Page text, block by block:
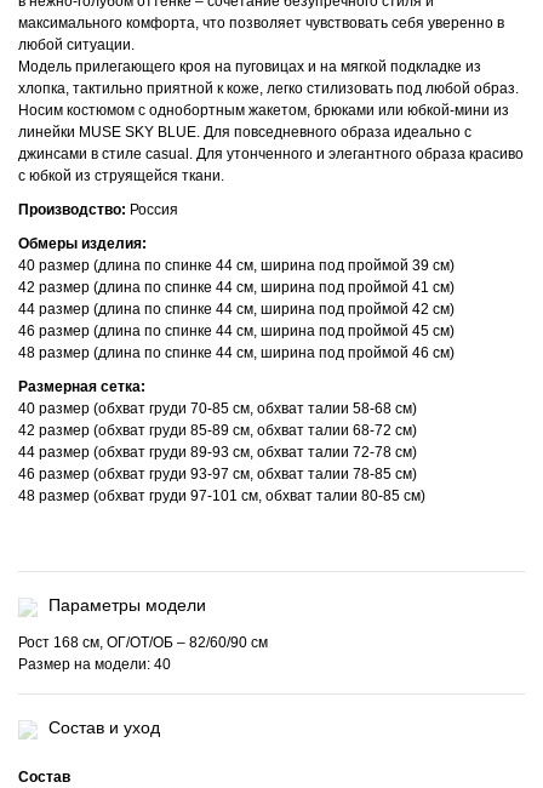
максимального комфорта, что позволяет чувствовать себя уверенно в
любой ситуации.
Модель прилегающего кроя на пуговицах и на мягкой подкладке из
хлопка, тактильно приятной к коже, легко стилизовать под любой образ.
Носим костюмом с однобортным жакетом, брюками или юбкой-мини из
линейки MUSE SKY BLUE. Для повседневного образа идеально с
джинсами в стиле casual. Для утонченного и элегантного образа красиво
с юбкой из струящейся ткани.
Производство: Россия
Обмеры изделия:
40 размер (длина по спинке 44 см, ширина под проймой 39 см)
42 размер (длина по спинке 44 см, ширина под проймой 41 см)
44 размер (длина по спинке 44 см, ширина под проймой 42 см)
46 размер (длина по спинке 44 см, ширина под проймой 45 см)
48 размер (длина по спинке 44 см, ширина под проймой 46 см)
Размерная сетка:
40 размер (обхват груди 70-85 см, обхват талии 58-68 см)
42 размер (обхват груди 85-89 см, обхват талии 68-72 см)
44 размер (обхват груди 89-93 см, обхват талии 72-78 см)
46 размер (обхват груди 93-97 см, обхват талии 78-85 см)
48 размер (обхват груди 97-101 см, обхват талии 80-85 см)
Параметры модели
Рост 168 см, ОГ/ОТ/ОБ – 82/60/90 см
Размер на модели: 40
Состав и уход
Состав